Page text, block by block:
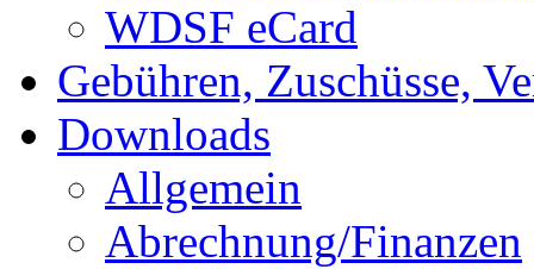
WDSF eCard
Gebühren, Zuschüsse,
Downloads
Allgemein
Abrechnung/Finanzen